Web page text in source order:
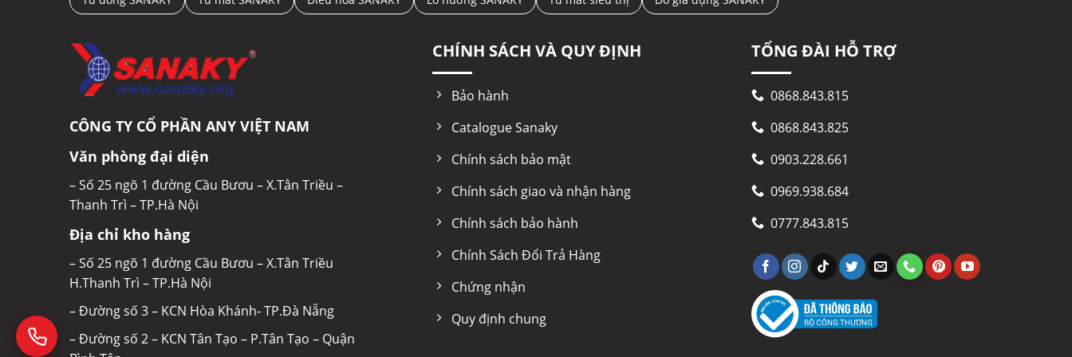
CÔNG TY CỔ PHẦN ANY VIỆT NAM
Văn phòng đại diện
– Số 25 ngõ 1 đường Cầu Bươu – X.Tân Triều –
Thanh Trì – TP.Hà Nội
Địa chỉ kho hàng
– Số 25 ngõ 1 đường Cầu Bươu – X.Tân Triều
H.Thanh Trì – TP.Hà Nội
– Đường số 3 – KCN Hòa Khánh- TP.Đà Nẵng
– Đường số 2 – KCN Tân Tạo – P.Tân Tạo – Quận
CHÍNH SÁCH VÀ QUY ĐỊNH
Bảo hành
Catalogue Sanaky
Chính sách bảo mật
Chính sách giao và nhận hàng
Chính sách bảo hành
Chính Sách Đổi Trả Hàng
Chứng nhận
Quy định chung
TỔNG ĐÀI HỖ TRỢ
0868.843.815
0868.843.825
0903.228.661
0969.938.684
0777.843.815